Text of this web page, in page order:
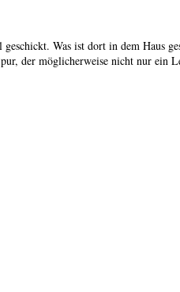
Was ist dort in dem Haus
der möglicherweise nicht nur ein